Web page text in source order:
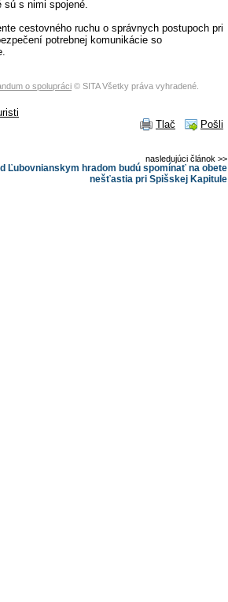
sú s nimi spojené.
cestovného ruchu o správnych postupoch pri
potrebnej komunikácie so
o spolupráci © SITA Všetky práva vyhradené.
Tlač
Pošli
nasledujúci článok >>
Ľubovnianskym hradom budú spomínať na obete
nešťastia pri Spišskej Kapitule